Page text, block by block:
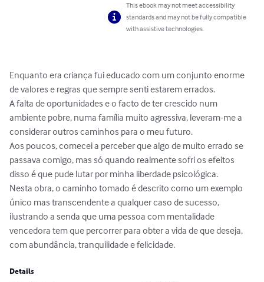
This ebook may not meet accessibility
standards and may not be fully compatible
with assistive technologies.
Enquanto era criança fui educado com um conjunto enorme
de valores e regras que sempre senti estarem errados.
A falta de oportunidades e o facto de ter crescido num
ambiente pobre, numa família muito agressiva, leveram-me a
considerar outros caminhos para o meu futuro.
Aos poucos, comecei a perceber que algo de muito errado se
passava comigo, mas só quando realmente sofri os efeitos
disso é que pude lutar por minha liberdade psicológica.
Nesta obra, o caminho tomado é descrito como um exemplo
único mas transcendente a qualquer caso de sucesso,
ilustrando a senda que uma pessoa com mentalidade
vencedora tem que percorrer para obter a vida de que deseja,
com abundância, tranquilidade e felicidade.
Details